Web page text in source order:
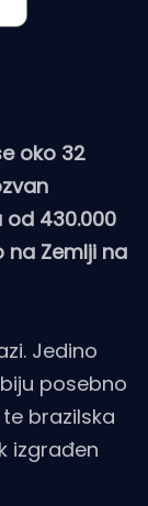
oko 32
430.000
Zemlji na
Jedino
posebno
brazilska
izgrađen